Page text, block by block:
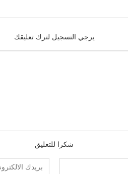
يرجي التسجيل لترك تعليقك
شكرا للتعليق